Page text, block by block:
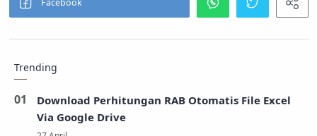
Trending
Download Perhitungan RAB Otomatis File Excel
Via Google Drive